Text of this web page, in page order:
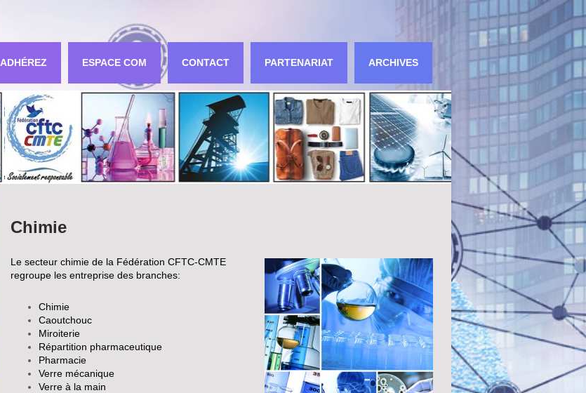
ADHÉREZ ESPACE COM CONTACT PARTENARIAT ARCHIVES
Chimie
Le secteur chimie de la Fédération CFTC-CMTE
regroupe les entreprise des branches:
Chimie
Caoutchouc
Miroiterie
Répartition pharmaceutique
Pharmacie
Verre mécanique
Verre à la main